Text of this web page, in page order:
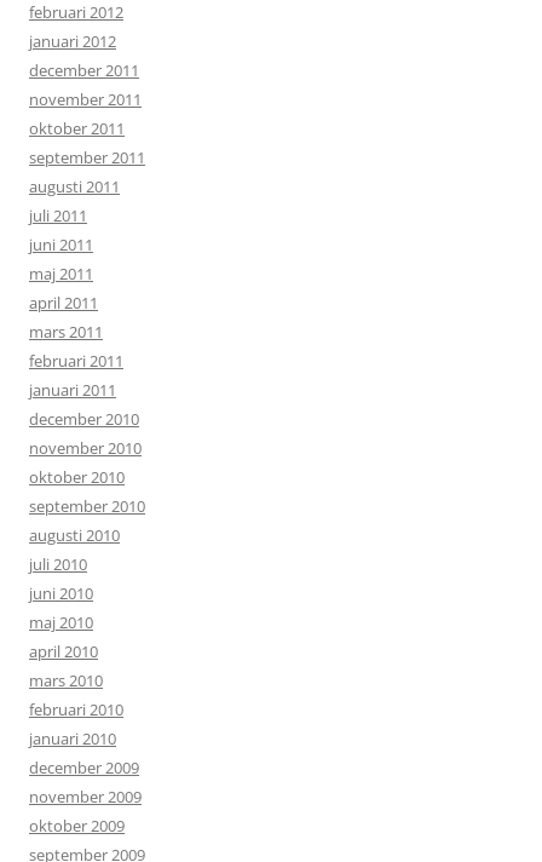
februari 2012
januari 2012
december 2011
november 2011
oktober 2011
september 2011
augusti 2011
juli 2011
juni 2011
maj 2011
april 2011
mars 2011
februari 2011
januari 2011
december 2010
november 2010
oktober 2010
september 2010
augusti 2010
juli 2010
juni 2010
maj 2010
april 2010
mars 2010
februari 2010
januari 2010
december 2009
november 2009
oktober 2009
september 2009